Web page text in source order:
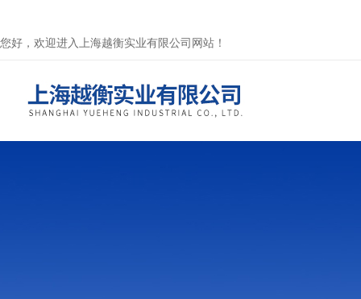
您好，欢迎进入上海越衡实业有限公司网站！